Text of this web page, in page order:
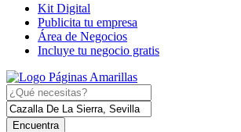
Kit Digital
Publicita tu empresa
Área de Negocios
Incluye tu negocio gratis
Encuentra